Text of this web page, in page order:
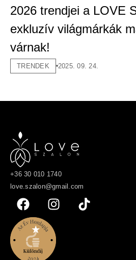
2026 trendjei a LOVE
exkluzív világmárkák
várnak!
TRENDEK 2025. 09. 24.
+36 30 010 1740
love.szalon@gmail.com